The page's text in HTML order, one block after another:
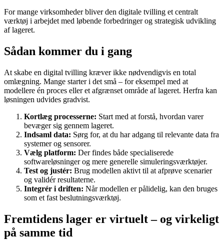
For mange virksomheder bliver den digitale tvilling et centralt
værktøj i arbejdet med løbende forbedringer og strategisk udvikling
af lageret.
Sådan kommer du i gang
At skabe en digital tvilling kræver ikke nødvendigvis en total
omlægning. Mange starter i det små – for eksempel med at
modellere én proces eller et afgrænset område af lageret. Herfra kan
løsningen udvides gradvist.
Kortlæg processerne: Start med at forstå, hvordan varer
bevæger sig gennem lageret.
Indsaml data: Sørg for, at du har adgang til relevante data fra
systemer og sensorer.
Vælg platform: Der findes både specialiserede
softwareløsninger og mere generelle simuleringsværktøjer.
Test og justér: Brug modellen aktivt til at afprøve scenarier
og validér resultaterne.
Integrér i driften: Når modellen er pålidelig, kan den bruges
som et fast beslutningsværktøj.
Fremtidens lager er virtuelt – og virkeligt
på samme tid